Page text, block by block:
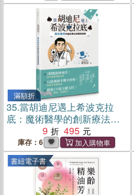
滿額折
35.當胡迪尼遇上希波克拉
底：魔術醫學的創新療法與
實踐指南9 495
庫存：6
書紐電子書